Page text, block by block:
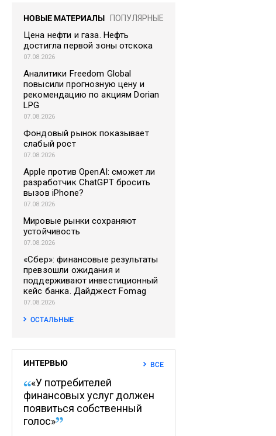
НОВЫЕ МАТЕРИАЛЫ ПОПУЛЯРНЫЕ
Цена нефти и газа. Нефть
достигла первой зоны отскока
07.08.2026
Аналитики Freedom Global
повысили прогнозную цену и
рекомендацию по акциям Dorian
LPG
07.08.2026
Фондовый рынок показывает
слабый рост
07.08.2026
Apple против OpenAI: сможет ли
разработчик ChatGPT бросить
вызов iPhone?
07.08.2026
Мировые рынки сохраняют
устойчивость
07.08.2026
«Сбер»: финансовые результаты
превзошли ожидания и
поддерживают инвестиционный
кейс банка. Дайджест Fomag
07.08.2026
ОСТАЛЬНЫЕ
ИНТЕРВЬЮ ВСЕ
«У потребителей
финансовых услуг должен
появиться собственный
голос»